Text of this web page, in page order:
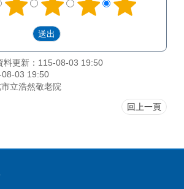
料更新：115-08-03 19:50
08-03 19:50
立浩然敬老院
回上一頁